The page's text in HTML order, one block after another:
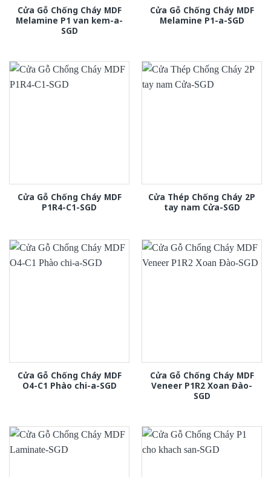
Cửa Gỗ Chống Cháy MDF
Melamine P1 van kem-a-
SGD
Cửa Gỗ Chống Cháy MDF
Melamine P1-a-SGD
Cửa Gỗ Chống Cháy MDF
P1R4-C1-SGD
Cửa Thép Chống Cháy 2P
tay nam Cửa-SGD
Cửa Gỗ Chống Cháy MDF
O4-C1 Phào chi-a-SGD
Cửa Gỗ Chống Cháy MDF
Veneer P1R2 Xoan Đào-
SGD